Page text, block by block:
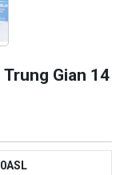
Gian 14